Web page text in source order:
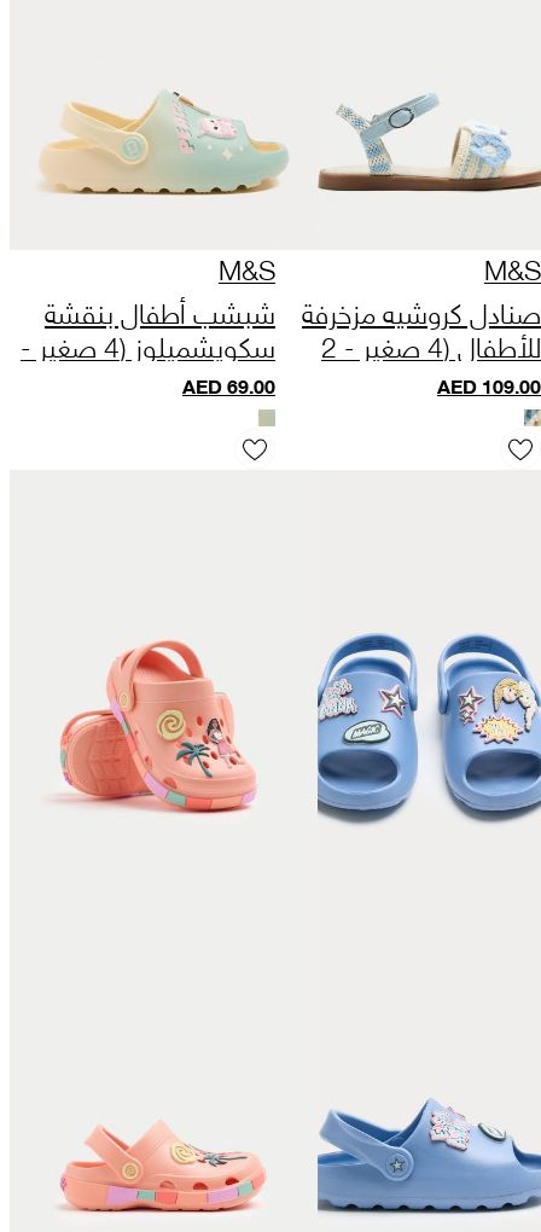
M&S
صنادل كروشيه مزخرفة
للأطفال (4 صغير - 2
كبير) AED109.00
M&S
شبشب أطفال بنقشة
سكويشميلوز (4 صغير -
2 كبير) AED69.00